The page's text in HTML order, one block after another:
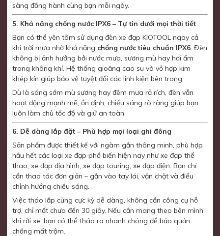
sàng đồng hành cùng bạn mỗi ngày.
5. Khả năng chống nước IPX6 – Tự tin dưới mọi thời tiết
Bạn có thể yên tâm sử dụng đèn xe đạp KIOTOOL ngay cả
khi trời mưa nhờ khả năng chống nước tiêu chuẩn IPX6 . Đèn
không bị ảnh hưởng bởi nước mưa, sương mù hay hơi ẩm
trong không khí. Hệ thống gioăng cao su và vỏ hợp kim
khép kín giúp bảo vệ tuyệt đối các linh kiện bên trong.
Dù là sáng sớm mù sương hay đêm mưa rả rích, đèn vẫn
hoạt động mạnh mẽ, ổn định, chiếu sáng rõ ràng giúp bạn
luôn làm chủ tốc độ và giữ an toàn.
6. Dễ dàng lắp đặt – Phù hợp mọi loại ghi đông
Sản phẩm được thiết kế với ngàm gắn thông minh, phù hợp
hầu hết các loại xe đạp phổ biến hiện nay như xe đạp thể
thao, xe đạp địa hình, xe đạp touring, xe đạp điện. Bạn chỉ
cần thao tác đơn giản – gắn vào tay lái, vặn chặt và điều
chỉnh hướng chiếu sáng.
Việc tháo lắp cũng cực kỳ dễ dàng, không cần công cụ hỗ
trợ, chỉ mất chưa đến 30 giây. Nếu cần mang theo bên mình
khi rời xe, bạn có thể tháo ra nhanh chóng để bảo quản
chống mất trộm.